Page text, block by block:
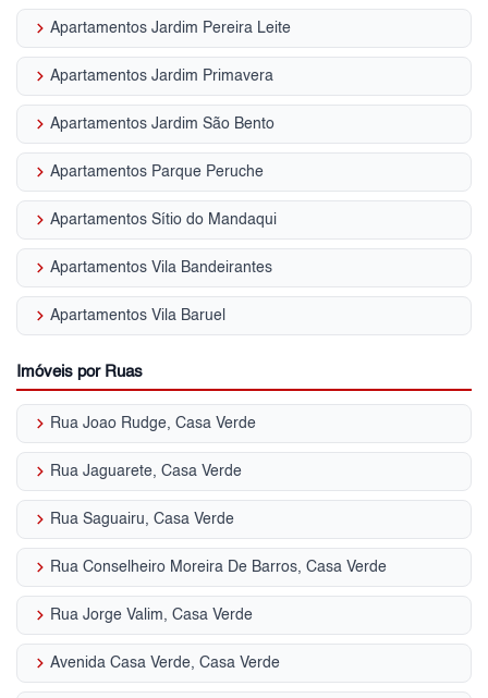
keyboard_arrow_right Apartamentos Jardim Pereira Leite
keyboard_arrow_right Apartamentos Jardim Primavera
keyboard_arrow_right Apartamentos Jardim São Bento
keyboard_arrow_right Apartamentos Parque Peruche
keyboard_arrow_right Apartamentos Sítio do Mandaqui
keyboard_arrow_right Apartamentos Vila Bandeirantes
keyboard_arrow_right Apartamentos Vila Baruel
Imóveis por Ruas
keyboard_arrow_right Rua Joao Rudge, Casa Verde
keyboard_arrow_right Rua Jaguarete, Casa Verde
keyboard_arrow_right Rua Saguairu, Casa Verde
keyboard_arrow_right Rua Conselheiro Moreira De Barros, Casa Verde
keyboard_arrow_right Rua Jorge Valim, Casa Verde
keyboard_arrow_right Avenida Casa Verde, Casa Verde